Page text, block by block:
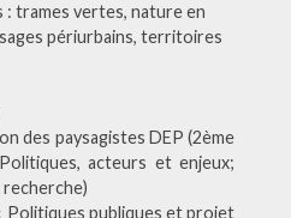
trames vertes, nature en
périurbains, territoires
des paysagistes DEP (2ème
acteurs et enjeux;
recherche)
Politiques publiques et projet